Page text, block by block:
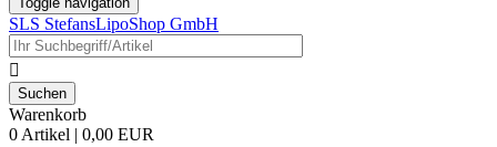
SLS StefansLipoShop GmbH

Warenkorb
0 Artikel | 0,00 EUR